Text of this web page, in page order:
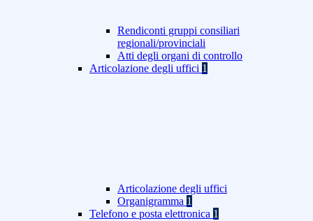
Rendiconti gruppi consiliari
regionali/provinciali
Atti degli organi di controllo
Articolazione degli uffici 1
Articolazione degli uffici
Organigramma 1
Telefono e posta elettronica 1